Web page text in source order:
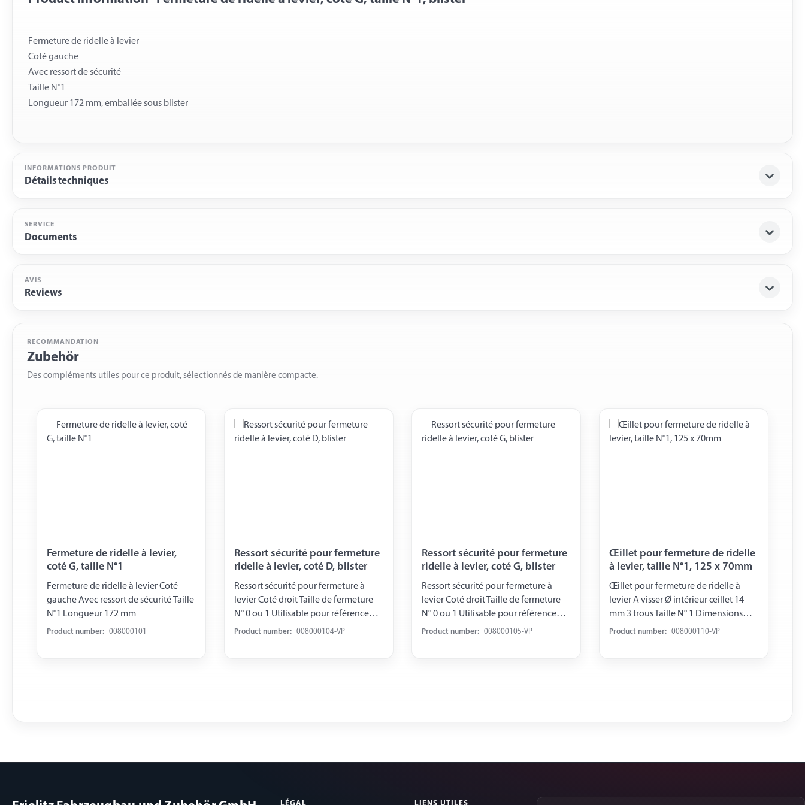
Fermeture de ridelle à levier
Coté gauche
Avec ressort de sécurité
Taille N°1
Longueur 172 mm, emballée sous blister
INFORMATIONS PRODUIT
Détails techniques
SERVICE
Documents
AVIS
Reviews
RECOMMANDATION
Zubehör
Des compléments utiles pour ce produit, sélectionnés de manière compacte.
Fermeture de ridelle à levier,
coté G, taille N°1
Fermeture de ridelle à levier Coté
gauche Avec ressort de sécurité Taille
N°1 Longueur 172 mm
Product number: 008000101
Ressort sécurité pour fermeture
ridelle à levier, coté D, blister
Ressort sécurité pour fermeture à
levier Coté droit Taille de fermeture
N° 0 ou 1 Utilisable pour référence
008 000 102, -112 emballé sous blister
Product number: 008000104-VP
Ressort sécurité pour fermeture
ridelle à levier, coté G, blister
Ressort sécurité pour fermeture à
levier Coté droit Taille de fermeture
N° 0 ou 1 Utilisable pour référence
008 000 102, -112 emballé sous blister
Product number: 008000105-VP
Œillet pour fermeture de ridelle
à levier, taille N°1, 125 x 70mm
Œillet pour fermeture de ridelle à
levier A visser Ø intérieur œillet 14
mm 3 trous Taille N° 1 Dimensions
125 x 70 mm Acier zingué emballée
Product number: 008000110-VP